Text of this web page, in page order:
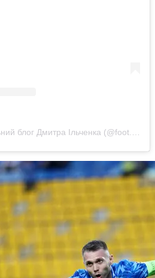
A post shared by Футбольний блог Дмитра Ільченка (@foot.blog.ilchenko)